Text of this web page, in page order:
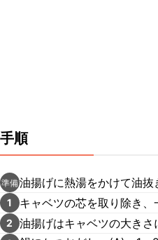
手順
準備油揚げに熱湯をかけて油抜
1 キャベツの芯を取り除き、
2 油揚げはキャベツの大きさ